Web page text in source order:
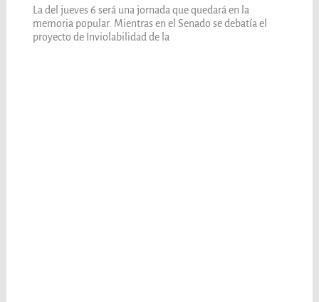
La del jueves 6 será una jornada que quedará en la
memoria popular. Mientras en el Senado se debatía el
proyecto de Inviolabilidad de la